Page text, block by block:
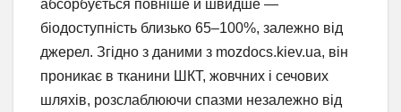
абсорбується повніше й швидше —
біодоступність близько 65–100%, залежно від
джерел. Згідно з даними з mozdocs.kiev.ua, він
проникає в тканини ШКТ, жовчних і сечових
шляхів, розслаблюючи спазми незалежно від